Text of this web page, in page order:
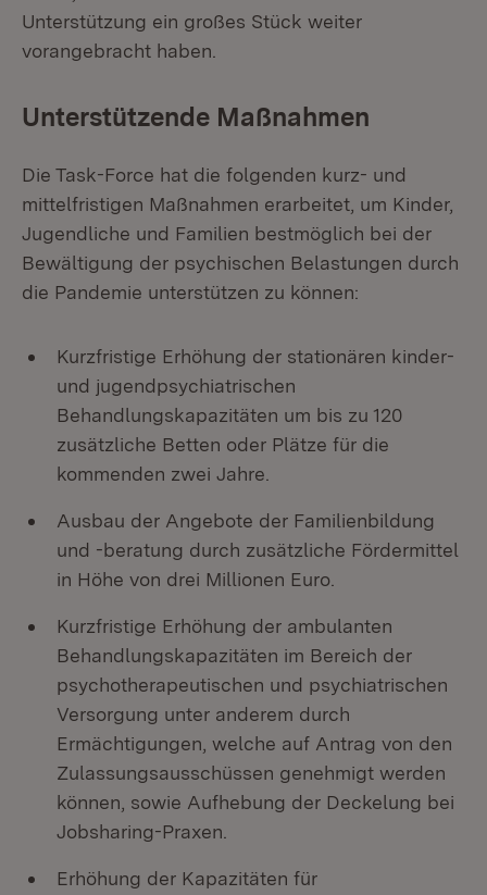
Unterstützung ein großes Stück weiter
vorangebracht haben.
Unterstützende Maßnahmen
Die Task-Force hat die folgenden kurz- und
mittelfristigen Maßnahmen erarbeitet, um Kinder,
Jugendliche und Familien bestmöglich bei der
Bewältigung der psychischen Belastungen durch
die Pandemie unterstützen zu können:
Kurzfristige Erhöhung der stationären kinder-
und jugendpsychiatrischen
Behandlungskapazitäten um bis zu 120
zusätzliche Betten oder Plätze für die
kommenden zwei Jahre.
Ausbau der Angebote der Familienbildung
und -beratung durch zusätzliche Fördermittel
in Höhe von drei Millionen Euro.
Kurzfristige Erhöhung der ambulanten
Behandlungskapazitäten im Bereich der
psychotherapeutischen und psychiatrischen
Versorgung unter anderem durch
Ermächtigungen, welche auf Antrag von den
Zulassungsausschüssen genehmigt werden
können, sowie Aufhebung der Deckelung bei
Jobsharing-Praxen.
Erhöhung der Kapazitäten für